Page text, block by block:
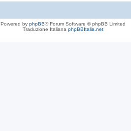
Powered by phpBB® Forum Software © phpBB Limited
Traduzione Italiana phpBBItalia.net